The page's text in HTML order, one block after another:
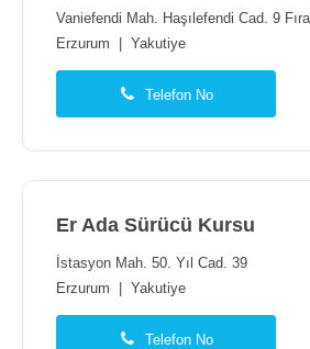
Vaniefendi Mah. Haşılefendi Cad. 9
Erzurum
Yakutiye
Telefon No
Er Ada Sürücü Kursu
İstasyon Mah. 50. Yıl Cad. 39
Erzurum
Yakutiye
Telefon No